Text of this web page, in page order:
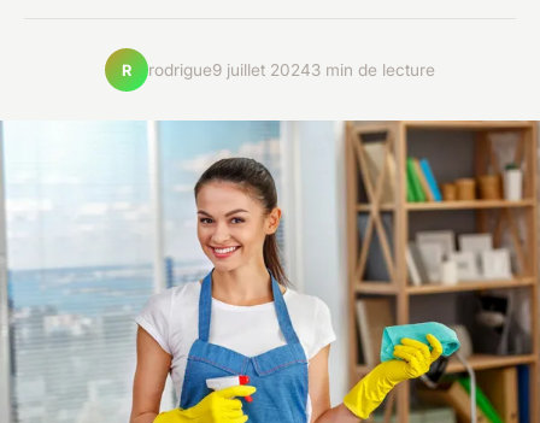
R rodrigue9 juillet 20243 min de lecture